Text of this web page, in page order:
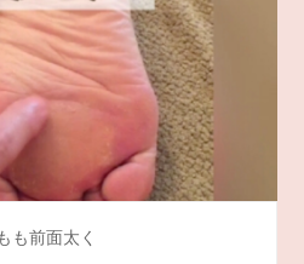
前面太く